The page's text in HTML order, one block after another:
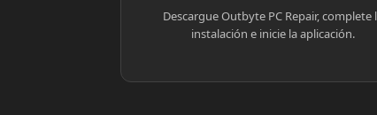
Descargue Outbyte PC Repair, complete
instalación e inicie la aplicación.